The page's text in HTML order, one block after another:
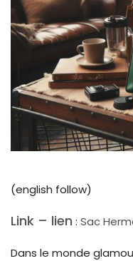
(english follow)
Link – lien : Sac
Dans le monde